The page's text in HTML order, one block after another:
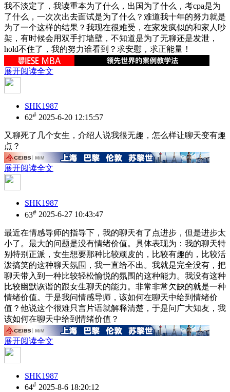
我不淡定了，我读重本为了什么，出国为了什么，考cpa是为
了什么，一次次出去面试是为了什么？难道我十年的努力就是
为了一个这样的结果？我现在很难受，在家发疯似的和家人吵
架，有时候会用双手打墙壁，不知道是为了无聊还是发泄，
hold不住了，我的努力谁看到？求安慰，求正能量！
展开阅读全文
SHK1987
62# 2025-6-20 12:15:57
又聊死了几个女生，介绍人说我很无趣，怎么样让聊天变有趣
点？
展开阅读全文
SHK1987
63# 2025-6-27 10:43:47
最近在情感导师的指导下，我的聊天有了点进步，但是进步太
小了。最大的问题是没有情绪价值。具体表现为：我的聊天特
别特别正派，女生想要那种比较顽皮的，比较有趣的，比较活
泼搞笑的这种聊天氛围，我一直给不出。我就是完全没有，把
聊天带入到一种比较轻松愉悦的氛围的这种能力。我没有这种
比较幽默诙谐的跟女生聊天的能力。非常非常欠缺的就是一种
情绪价值。于是我问情感导师，该如何在聊天中给到情绪价
值？他说这个很难只言片语就解释清楚，于是问广大知友，我
该如何在聊天中给到情绪价值？
展开阅读全文
SHK1987
64# 2025-8-6 18:20:12